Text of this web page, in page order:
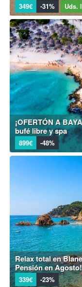
349€ -31% Uds.
¡OFERTÓN A
bufé libre y spa
899€ -48%
Relax total en
Pensión en Agosto!
339€ -23%